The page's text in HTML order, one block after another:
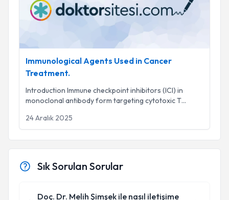
Immunological Agents Used in Cancer
Treatment.
Introduction Immune checkpoint inhibitors (ICI) in
monoclonal antibody form targeting cytotoxic T...
24 Aralık 2025
Sık Sorulan Sorular
Doç. Dr. Melih Şimşek ile nasıl iletişime